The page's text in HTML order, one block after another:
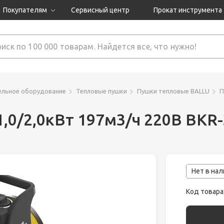
Покупателям
Как оформить заказ?
Сервисный центр Прокат инструмента
оборудование Тепловые пушки Пушки тепловые BALLU
2,0кВт 197м3/ч 220В BKR-
Нет в
Код